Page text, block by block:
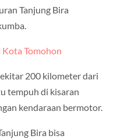
Tanjung Bira
Tomohon
200 kilometer dari
tempuh di kisaran
kendaraan bermotor.
Bira bisa